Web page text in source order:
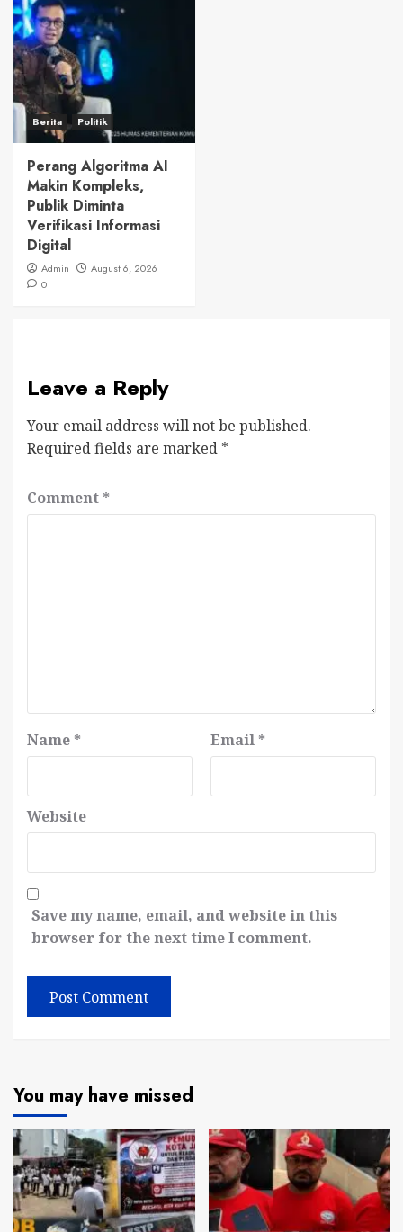
Berita Politik
Perang Algoritma AI
Makin Kompleks,
Publik Diminta
Verifikasi Informasi
Digital
Admin
August 6, 2026
0
Leave a Reply
Your email address will not be published.
Required fields are marked *
Comment *
Name * Email *
Website
Save my name, email, and website in this
browser for the next time I comment.
You may have missed